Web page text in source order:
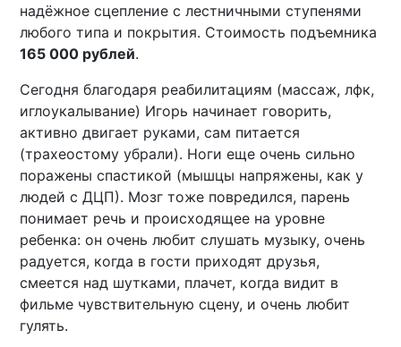
надёжное сцепление с лестничными ступенями
любого типа и покрытия. Стоимость подъемника
165 000 рублей.
Сегодня благодаря реабилитациям (массаж, лфк,
иглоукалывание) Игорь начинает говорить,
активно двигает руками, сам питается
(трахеостому убрали). Ноги еще очень сильно
поражены спастикой (мышцы напряжены, как у
людей с ДЦП). Мозг тоже повредился, парень
понимает речь и происходящее на уровне
ребенка: он очень любит слушать музыку, очень
радуется, когда в гости приходят друзья,
смеется над шутками, плачет, когда видит в
фильме чувствительную сцену, и очень любит
гулять.